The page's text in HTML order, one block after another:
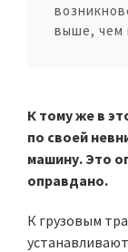
выше, чем
К тому же в
по своей
машину. Это
оправдано.
К грузовым